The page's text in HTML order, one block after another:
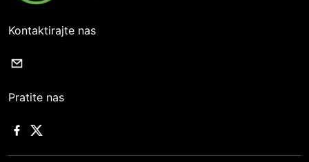
Kontaktirajte nas
Pratite nas